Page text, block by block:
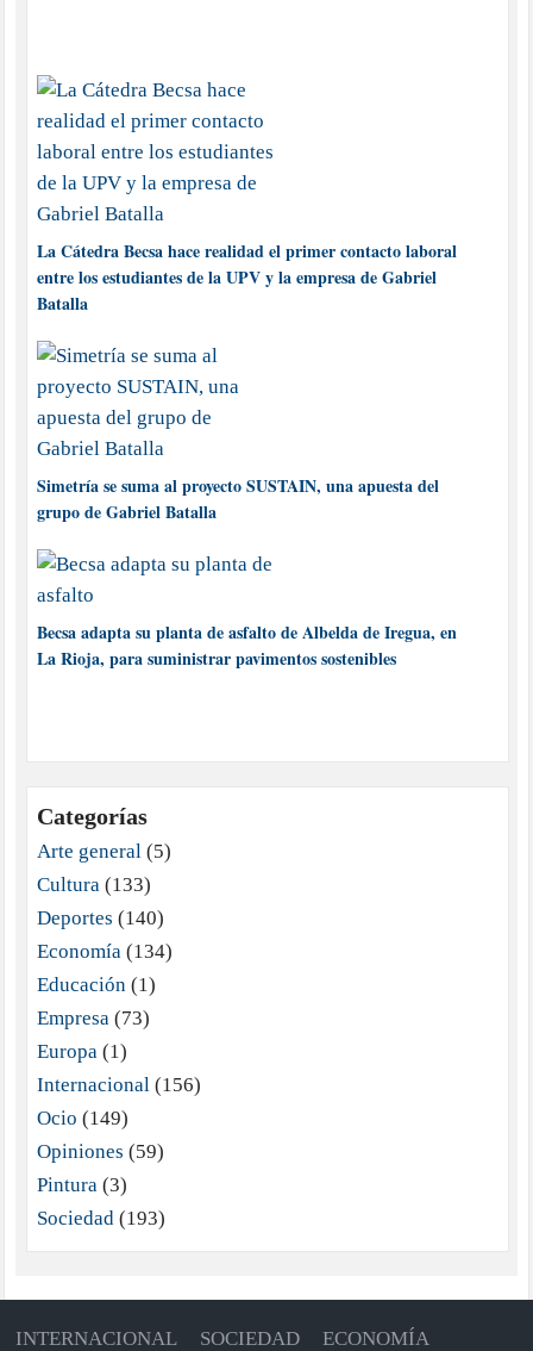
La Cátedra Becsa hace realidad el primer contacto laboral
entre los estudiantes de la UPV y la empresa de Gabriel
Batalla
Simetría se suma al proyecto SUSTAIN, una apuesta del
grupo de Gabriel Batalla
Becsa adapta su planta de asfalto de Albelda de Iregua, en
La Rioja, para suministrar pavimentos sostenibles
Categorías
Arte general (5)
Cultura (133)
Deportes (140)
Economía (134)
Educación (1)
Empresa (73)
Europa (1)
Internacional (156)
Ocio (149)
Opiniones (59)
Pintura (3)
Sociedad (193)
INTERNACIONAL SOCIEDAD
ECONOMÍA